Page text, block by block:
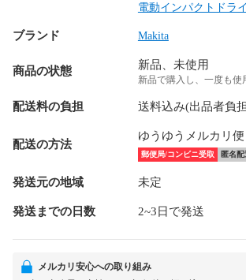
電動インパクトドラ
ブランド Makita
商品の状態 新品、未使用
新品で購入し、一度も使
配送料の負担 送料込み(出品者負
配送の方法
ゆうゆうメルカリ便
郵便局/コンビニ受取 匿名配
発送元の地域 未定
発送までの日数 2~3日で発送
メルカリ安心への取り組み